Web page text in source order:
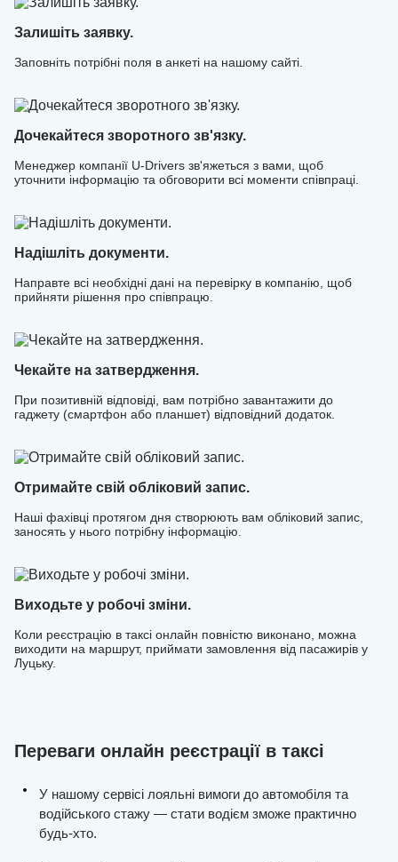
Приєднуйтесь до команди професіоналів і почніть
заробляти з U-Drivers вже зараз!
Залишіть заявку.
Заповніть потрібні поля в анкеті на нашому сайті.
Дочекайтеся зворотного зв'язку.
Менеджер компанії U-Drivers зв'яжеться з вами, щоб
уточнити інформацію та обговорити всі моменти співпраці.
Надішліть документи.
Направте всі необхідні дані на перевірку в компанію, щоб
прийняти рішення про співпрацю.
Чекайте на затвердження.
При позитивній відповіді, вам потрібно завантажити до
гаджету (смартфон або планшет) відповідний додаток.
Отримайте свій обліковий запис.
Наші фахівці протягом дня створюють вам обліковий запис,
заносять у нього потрібну інформацію.
Виходьте у робочі зміни.
Коли реєстрацію в таксі онлайн повністю виконано, можна
виходити на маршрут, приймати замовлення від пасажирів у
Луцьку.
Переваги онлайн реєстрації в таксі
У нашому сервісі лояльні вимоги до автомобіля та
водійського стажу — стати водієм зможе практично
будь-хто.